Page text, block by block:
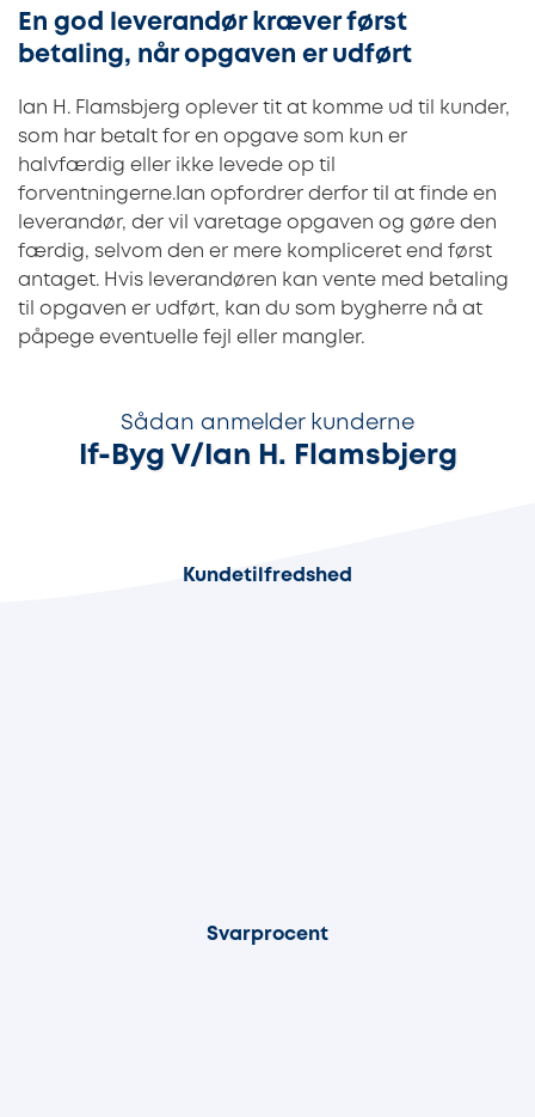
En god leverandør kræver først
betaling, når opgaven er udført
Ian H. Flamsbjerg oplever tit at komme ud til kunder,
som har betalt for en opgave som kun er
halvfærdig eller ikke levede op til
forventningerne.Ian opfordrer derfor til at finde en
leverandør, der vil varetage opgaven og gøre den
færdig, selvom den er mere kompliceret end først
antaget. Hvis leverandøren kan vente med betaling
til opgaven er udført, kan du som bygherre nå at
påpege eventuelle fejl eller mangler.
Sådan anmelder kunderne
If-Byg V/Ian H. Flamsbjerg
Kundetilfredshed
Svarprocent